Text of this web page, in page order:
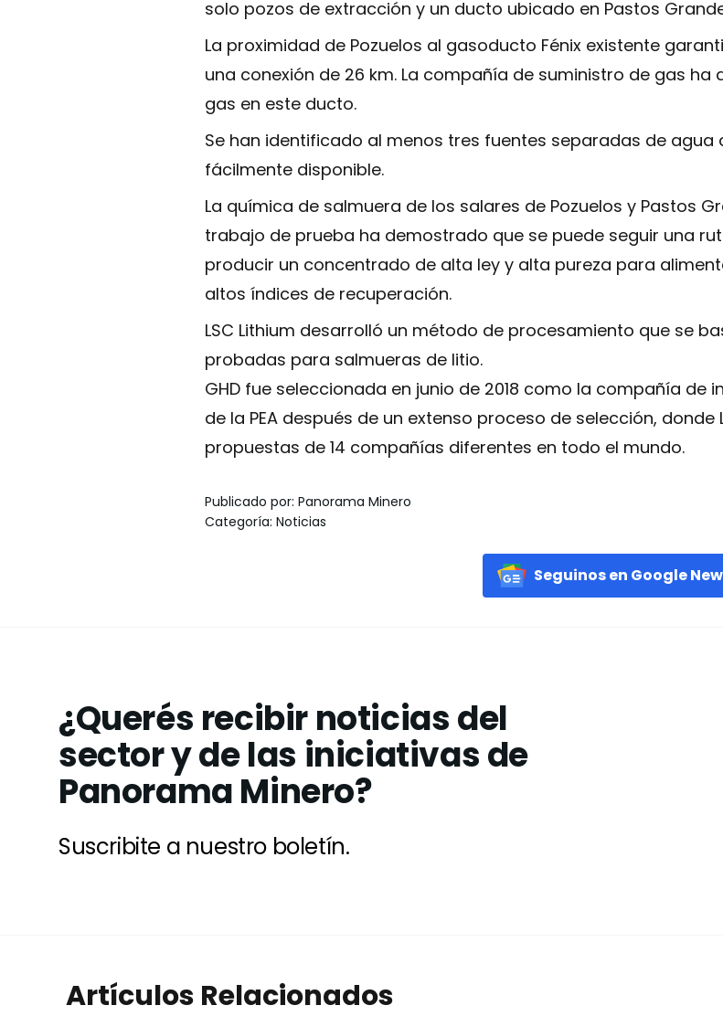
solo pozos de extracción y un ducto ubicado en Pastos
La proximidad de Pozuelos al gasoducto Fénix existente
una conexión de 26 km. La compañía de suministro de gas ha
gas en este ducto.
Se han identificado al menos tres fuentes separadas de
fácilmente disponible.
La química de salmuera de los salares de Pozuelos y Pastos
trabajo de prueba ha demostrado que se puede seguir una
producir un concentrado de alta ley y alta pureza para
altos índices de recuperación.
LSC Lithium desarrolló un método de procesamiento que se
probadas para salmueras de litio.
GHD fue seleccionada en junio de 2018 como la compañía de
de la PEA después de un extenso proceso de selección,
propuestas de 14 compañías diferentes en todo el mundo.
Publicado por: Panorama Minero
Categoría: Noticias
Seguinos en Google
¿Querés recibir noticias del
sector y de las iniciativas de
Panorama Minero?
Suscribite a nuestro boletín.
Artículos Relacionados